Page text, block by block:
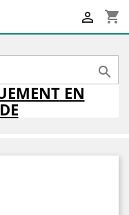
shopping_cart


EN